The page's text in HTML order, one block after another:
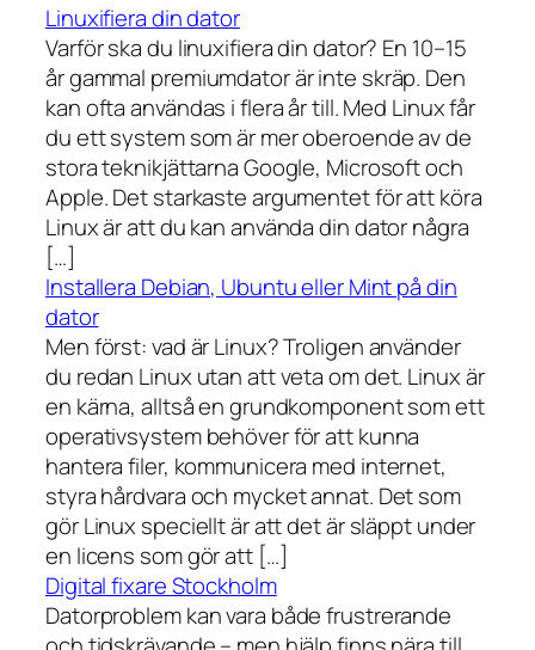
Linuxifiera din dator
Varför ska du linuxifiera din dator? En 10–15
år gammal premiumdator är inte skräp. Den
kan ofta användas i flera år till. Med Linux får
du ett system som är mer oberoende av de
stora teknikjättarna Google, Microsoft och
Apple. Det starkaste argumentet för att köra
Linux är att du kan använda din dator några
[…]
Installera Debian, Ubuntu eller Mint på din
dator
Men först: vad är Linux? Troligen använder
du redan Linux utan att veta om det. Linux är
en kärna, alltså en grundkomponent som ett
operativsystem behöver för att kunna
hantera filer, kommunicera med internet,
styra hårdvara och mycket annat. Det som
gör Linux speciellt är att det är släppt under
en licens som gör att […]
Digital fixare Stockholm
Datorproblem kan vara både frustrerande